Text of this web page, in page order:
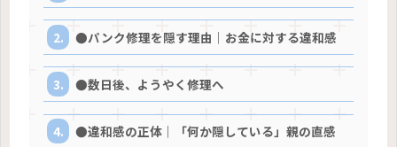
●パンク修理を隠す理由｜お金に対する違和感
●数日後、ようやく修理へ
●違和感の正体｜「何か隠している」親の直感